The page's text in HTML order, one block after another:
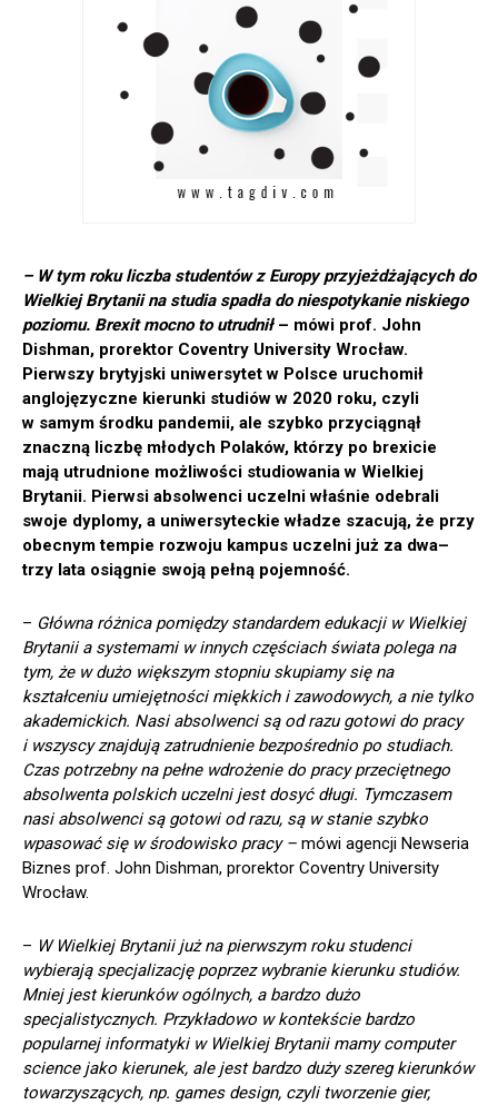
– W tym roku liczba studentów z Europy przyjeżdżających do
Wielkiej Brytanii na studia spadła do niespotykanie niskiego
poziomu. Brexit mocno to utrudnił – mówi prof. John
Dishman, prorektor Coventry University Wrocław.
Pierwszy brytyjski uniwersytet w Polsce uruchomił
anglojęzyczne kierunki studiów w 2020 roku, czyli
w samym środku pandemii, ale szybko przyciągnął
znaczną liczbę młodych Polaków, którzy po brexicie
mają utrudnione możliwości studiowania w Wielkiej
Brytanii. Pierwsi absolwenci uczelni właśnie odebrali
swoje dyplomy, a uniwersyteckie władze szacują, że przy
obecnym tempie rozwoju kampus uczelni już za dwa–
trzy lata osiągnie swoją pełną pojemność.
– Główna różnica pomiędzy standardem edukacji w Wielkiej
Brytanii a systemami w innych częściach świata polega na
tym, że w dużo większym stopniu skupiamy się na
kształceniu umiejętności miękkich i zawodowych, a nie tylko
akademickich. Nasi absolwenci są od razu gotowi do pracy
i wszyscy znajdują zatrudnienie bezpośrednio po studiach.
Czas potrzebny na pełne wdrożenie do pracy przeciętnego
absolwenta polskich uczelni jest dosyć długi. Tymczasem
nasi absolwenci są gotowi od razu, są w stanie szybko
wpasować się w środowisko pracy – mówi agencji Newseria
Biznes prof. John Dishman, prorektor Coventry University
Wrocław.
– W Wielkiej Brytanii już na pierwszym roku studenci
wybierają specjalizację poprzez wybranie kierunku studiów.
Mniej jest kierunków ogólnych, a bardzo dużo
specjalistycznych. Przykładowo w kontekście bardzo
popularnej informatyki w Wielkiej Brytanii mamy computer
science jako kierunek, ale jest bardzo duży szereg kierunków
towarzyszących, np. games design, czyli tworzenie gier,